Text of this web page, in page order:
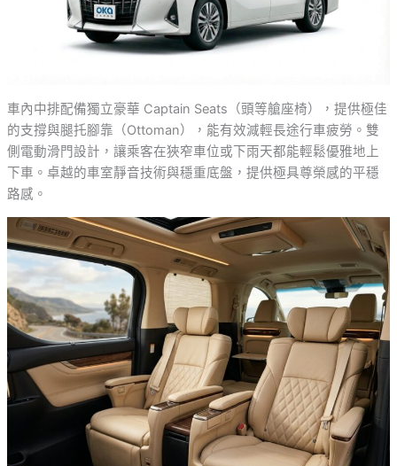
車內中排配備獨立豪華 Captain Seats（頭等艙座椅），提供極佳
的支撐與腿托腳靠（Ottoman），能有效減輕長途行車疲勞。雙
側電動滑門設計，讓乘客在狹窄車位或下雨天都能輕鬆優雅地上
下車。卓越的車室靜音技術與穩重底盤，提供極具尊榮感的平穩
路感。